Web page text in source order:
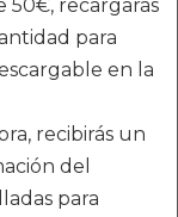
50€, recargarás
para
en la
recibirás un
del
para